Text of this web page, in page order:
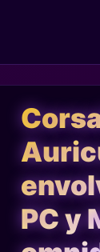
PC y